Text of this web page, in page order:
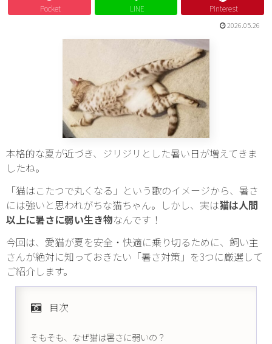
Pocket LINE Pinterest
2026.05.26
本格的な夏が近づき、ジリジリとした暑い日が増えてきま
したね。
「猫はこたつで丸くなる」という歌のイメージから、暑さ
には強いと思われがちな猫ちゃん。しかし、実は猫は人間
以上に暑さに弱い生き物なんです！
今回は、愛猫が夏を安全・快適に乗り切るために、飼い主
さんが絶対に知っておきたい「暑さ対策」を3つに厳選して
ご紹介します。
目次
そもそも、なぜ猫は暑さに弱いの？